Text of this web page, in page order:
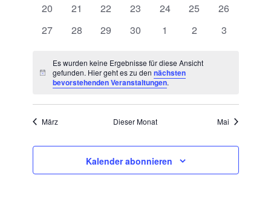
0 Veranstaltungen
20 0 Veranstaltungen
21 0 Veranstaltungen
22 0 Veranstaltungen
23 0 Veranstaltungen
24 0 Veranstaltungen
25 0
26
0 Veranstaltungen
27 0 Veranstaltungen
28 0 Veranstaltungen
29 0 Veranstaltungen
30 0 Veranstaltungen
1 0 Veranstaltungen
2 0
3
Hinweis
Es wurden keine Ergebnisse für diese Ansicht
gefunden. Hier geht es zu dennächsten
bevorstehenden Veranstaltungen.
März Dieser Monat Mai
Kalender abonnieren